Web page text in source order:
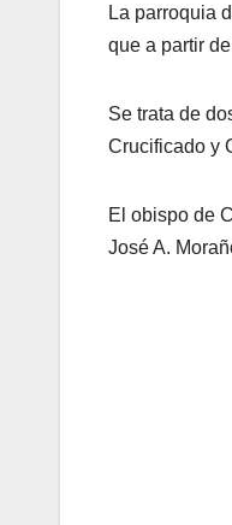
La parroquia
que a partir
Se trata de
Crucificado y
El obispo de
José A.